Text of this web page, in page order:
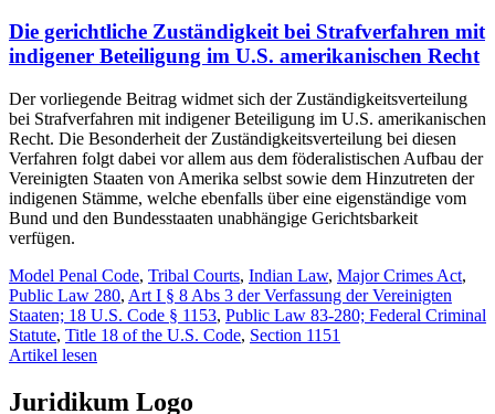
Die gerichtliche Zuständigkeit bei Strafverfahren mit
indigener Beteiligung im U.S. amerikanischen Recht
Der vorliegende Beitrag widmet sich der Zuständigkeitsverteilung
bei Strafverfahren mit indigener Beteiligung im U.S. amerikanischen
Recht. Die Besonderheit der Zuständigkeitsverteilung bei diesen
Verfahren folgt dabei vor allem aus dem föderalistischen Aufbau der
Vereinigten Staaten von Amerika selbst sowie dem Hinzutreten der
indigenen Stämme, welche ebenfalls über eine eigenständige vom
Bund und den Bundesstaaten unabhängige Gerichtsbarkeit
verfügen.
Model Penal Code, Tribal Courts, Indian Law, Major Crimes Act,
Public Law 280, Art I § 8 Abs 3 der Verfassung der Vereinigten
Staaten; 18 U.S. Code § 1153, Public Law 83-280; Federal Criminal
Statute, Title 18 of the U.S. Code, Section 1151
Artikel lesen
Juridikum Logo